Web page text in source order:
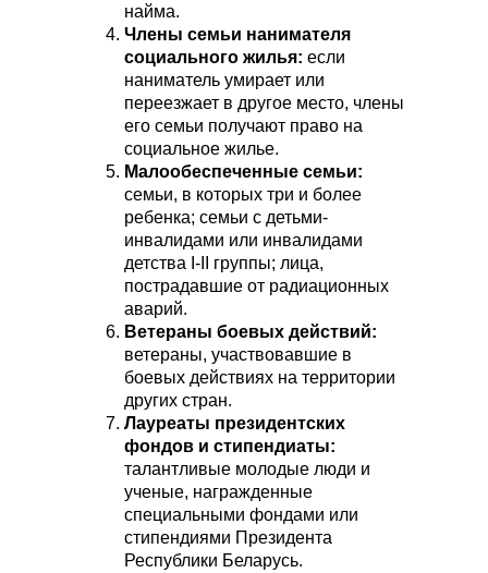
найма.
Члены семьи нанимателя
социального жилья: если
наниматель умирает или
переезжает в другое место, члены
его семьи получают право на
социальное жилье.
Малообеспеченные семьи:
семьи, в которых три и более
ребенка; семьи с детьми-
инвалидами или инвалидами
детства I-II группы; лица,
пострадавшие от радиационных
аварий.
Ветераны боевых действий:
ветераны, участвовавшие в
боевых действиях на территории
других стран.
Лауреаты президентских
фондов и стипендиаты:
талантливые молодые люди и
ученые, награжденные
специальными фондами или
стипендиями Президента
Республики Беларусь.